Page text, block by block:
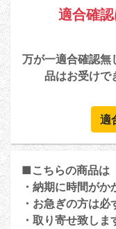
適合確
万が一適合確認無
品はお受けで
適
■こちらの商品は
・納期に時間がか
・お急ぎの方は必
・取り寄せ致しま